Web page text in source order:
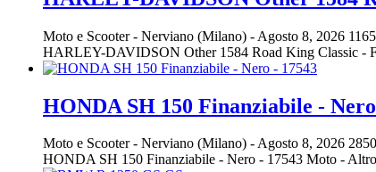
Moto e Scooter- Nerviano (Milano) - Agosto 8, 2026
HARLEY-DAVIDSON Other 1584 Road King Classic -
HONDA SH 150 Finanziabile -
Moto e Scooter- Nerviano (Milano) -Agosto 8, 2026
HONDA SH 150 Finanziabile - Nero - 17543 Moto -